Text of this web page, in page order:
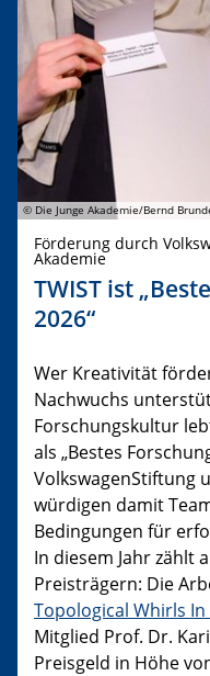
© Die Junge Akademie/Bernd
Förderung durch
Akademie
TWIST ist
2026“
Wer Kreativität
Nachwuchs
Forschungskultur
als „Bestes
VolkswagenStiftung
würdigen damit
Bedingungen für
In diesem Jahr zählt
Preisträgern: Die
Topological Whirls
Mitglied Prof. Dr.
Preisgeld in Höhe